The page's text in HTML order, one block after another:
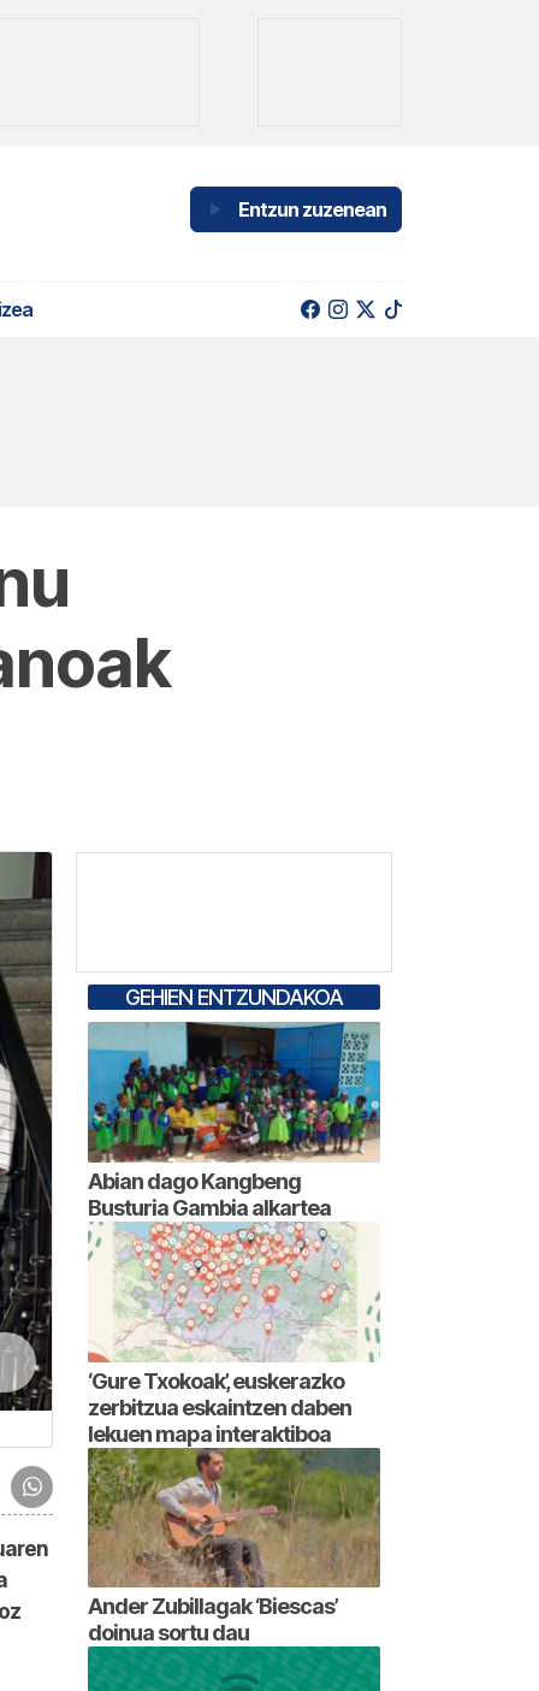
Entzun zuzenean
GEHIEN ENTZUNDAKOA
Abian dago Kangbeng
Busturia Gambia alkartea
‘Gure Txokoak’, euskerazko
zerbitzua eskaintzen daben
lekuen mapa interaktiboa
Ander Zubillagak ‘Biescas’
doinua sortu dau